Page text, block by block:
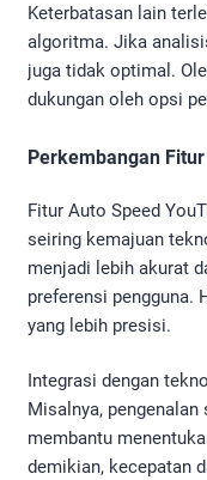
Keterbatasan lain
algoritma. Jika
juga tidak optimal.
dukungan oleh opsi
Perkembangan
Fitur Auto Speed
seiring kemajuan
menjadi lebih akurat
preferensi pengguna.
yang lebih presisi.
Integrasi dengan
Misalnya,
membantu
demikian, kecepatan